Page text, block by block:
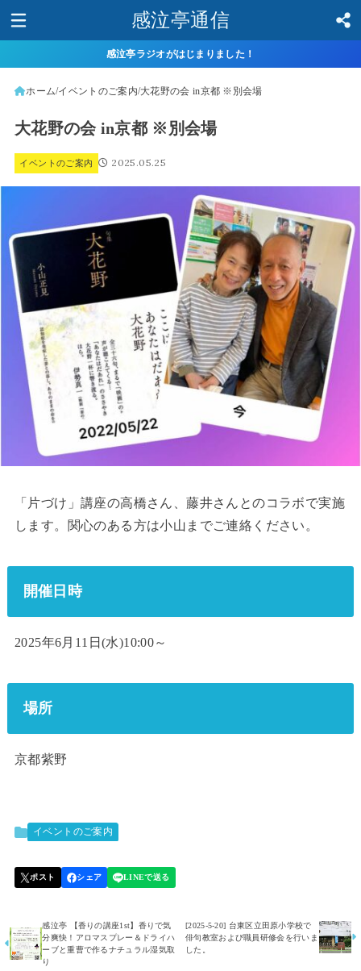
感泣亭通信
感泣亭ラジオがはじまりました！
ホーム イベントのご案内 大花野の会 in京都 ※別会場
大花野の会 in京都 ※別会場
イベントのご案内 2025.05.25
「片づけ」講座の高橋さん、藤井さんとのコラボで実施
します。関心のある方は小山までご連絡ください。
開催日時
2025年6月11日(水)10:00～
場所
京都紫野
イベントのご案内
感泣亭 【香りの講座1st】香りで気
分爽快！アロマスプレー＆ドライハ
ーブと重曹で作るナチュラル湿気取
り
[2025-5-20] 台東区立田原小学校で
俳句教室および職員研修会を行いま
した。